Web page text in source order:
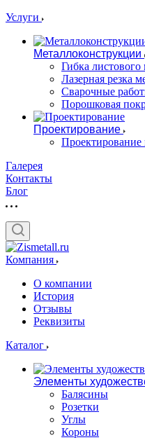
Услуги
Металлоконструкции
Гибка листового
Лазерная резка
Сварочные
Порошковая
Проектирование
Проектирование
Галерея
Контакты
Блог
Компания
О компании
История
Отзывы
Реквизиты
Каталог
Элементы
Балясины
Розетки
Углы
Короны